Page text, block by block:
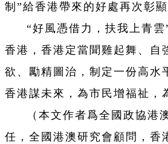
制”給香港帶來的好處再次彰顯
“好風憑借力，扶我上青
香港，香港定當聞雞起舞、自
欲、勵精圖治，制定一份高水
香港謀未來，為市民增福祉，
（本文作者爲全國政協港
任，全國港澳研究會顧問，香